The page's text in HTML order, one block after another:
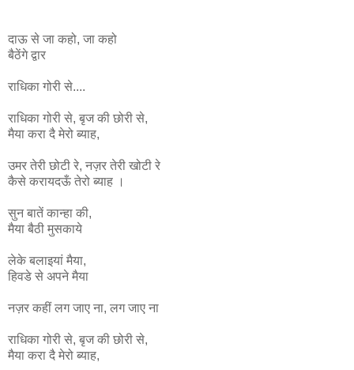
दाऊ से जा कहो, जा कहो
बैठेंगे द्वार
राधिका गोरी से....
राधिका गोरी से, बृज की छोरी से,
मैया करा दै मेरो ब्याह,
उमर तेरी छोटी रे, नज़र तेरी खोटी रे
कैसे करायदऊँ तेरो ब्याह ।
सुन बातें कान्हा की,
मैया बैठी मुसकाये
लेके बलाइयां मैया,
हिवडे से अपने मैया
नज़र कहीं लग जाए ना, लग जाए ना
राधिका गोरी से, बृजकी छोरी से,
मैया करा दै मेरो ब्याह,